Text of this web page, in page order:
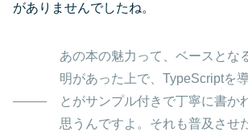
がありませんでしたね。
あの本の魅力って、ベースとな
明があった上で、TypeScriptを
とがサンプル付きで丁寧に書か
思うんですよ。それも普及させ